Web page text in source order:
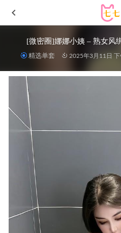
[微密圈]娜娜小姨 – 熟女风
精选单套 2025年3月11日
Natsuko夏夏子 – NO.83 绝区
2026-03-19
Byoru –NO.36 Discipline
[微密圈]乙醇子呀 –极品性感
恩田直幸 –NO.19 空姐[40P-
小仓千代w – NO.118 信浓 赛
2025-10-24